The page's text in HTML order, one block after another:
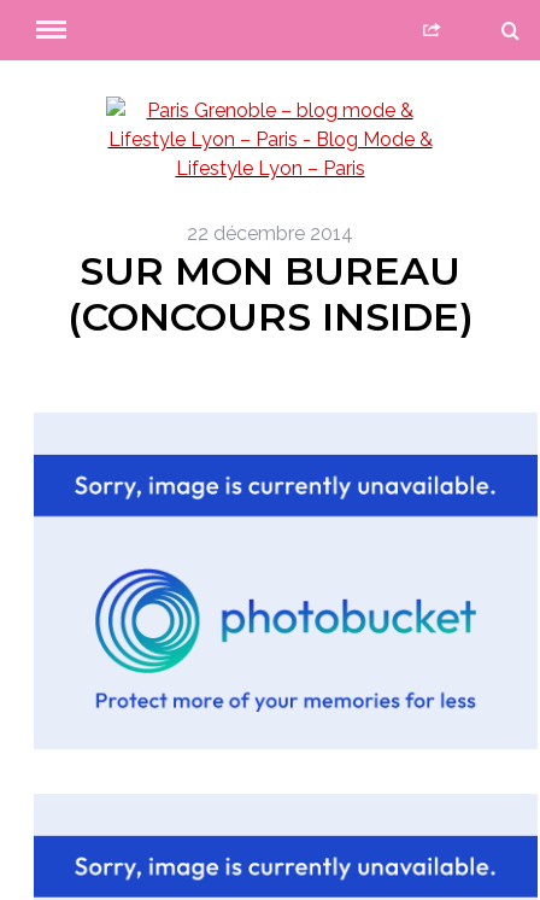
22 décembre 2014
SUR MON BUREAU
(CONCOURS INSIDE)